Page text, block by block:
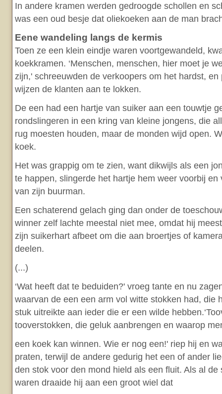
In andere kramen werden gedroogde schollen en
was een oud besje dat oliekoeken aan de man
Eene wandeling langs de kermis
Toen ze een klein eindje waren voortgewandeld,
koekkramen. ‘Menschen, menschen, hier moet je
zijn,' schreeuwden de verkoopers om het hardst,
wijzen de klanten aan te lokken.
De een had een hartje van suiker aan een touwtje
rondslingeren in een kring van kleine jongens, die
rug moesten houden, maar de monden wijd open.
koek.
Het was grappig om te zien, want dikwijls als een
te happen, slingerde het hartje hem weer voorbij en
van zijn buurman.
Een schaterend gelach ging dan onder de
winner zelf lachte meestal niet mee, omdat hij
zijn suikerhart afbeet om die aan broertjes of
deelen.
(...)
‘Wat heeft dat te beduiden?' vroeg tante en nu
waarvan de een een arm vol witte stokken had, die
stuk uitreikte aan ieder die er een wilde
tooverstokken, die geluk aanbrengen en waarop
een koek kan winnen. Wie er nog een!' riep hij en
praten, terwijl de andere gedurig het een of ander
den stok voor den mond hield als een fluit. Als al de
waren draaide hij aan een groot wiel dat